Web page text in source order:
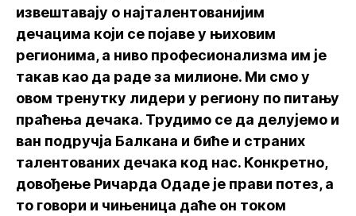
извештавају о најталентованијим
дечацима који се појаве у њиховим
регионима, а ниво професионализма им је
такав као да раде за милионе. Ми смо у
овом тренутку лидери у региону по питању
праћења дечака. Трудимо се да делујемо и
ван подручја Балкана и биће и страних
талентованих дечака код нас. Конкретно,
довођење Ричарда Одаде је прави потез, а
то говори и чињеница даће он током